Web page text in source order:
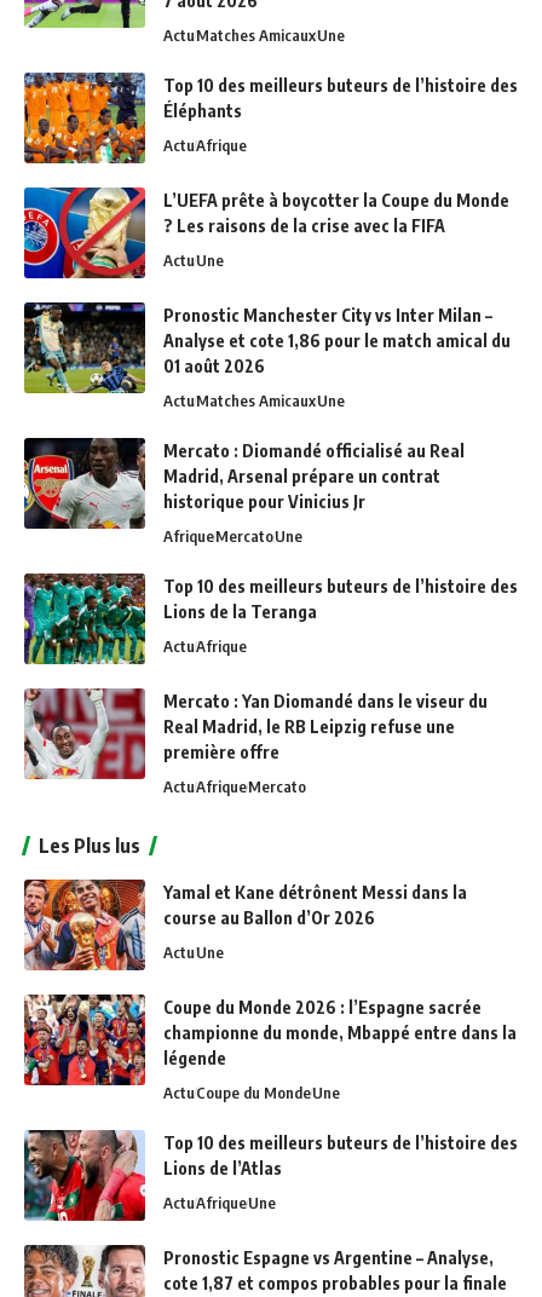
ActuMatches AmicauxUne
Top 10 des meilleurs buteurs de l’histoire des
Éléphants
ActuAfrique
L’UEFA prête à boycotter la Coupe du Monde
? Les raisons de la crise avec la FIFA
ActuUne
Pronostic Manchester City vs Inter Milan –
Analyse et cote 1,86 pour le match amical du
01 août 2026
ActuMatches AmicauxUne
Mercato : Diomandé officialisé au Real
Madrid, Arsenal prépare un contrat
historique pour Vinicius Jr
AfriqueMercatoUne
Top 10 des meilleurs buteurs de l’histoire des
Lions de la Teranga
ActuAfrique
Mercato : Yan Diomandé dans le viseur du
Real Madrid, le RB Leipzig refuse une
première offre
ActuAfriqueMercato
Les Plus lus
Yamal et Kane détrônent Messi dans la
course au Ballon d’Or 2026
ActuUne
Coupe du Monde 2026 : l’Espagne sacrée
championne du monde, Mbappé entre dans la
légende
ActuCoupe du MondeUne
Top 10 des meilleurs buteurs de l’histoire des
Lions de l’Atlas
ActuAfriqueUne
Pronostic Espagne vs Argentine – Analyse,
cote 1,87 et compos probables pour la finale